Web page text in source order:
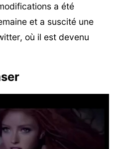
a été
et a suscité une
où il est devenu